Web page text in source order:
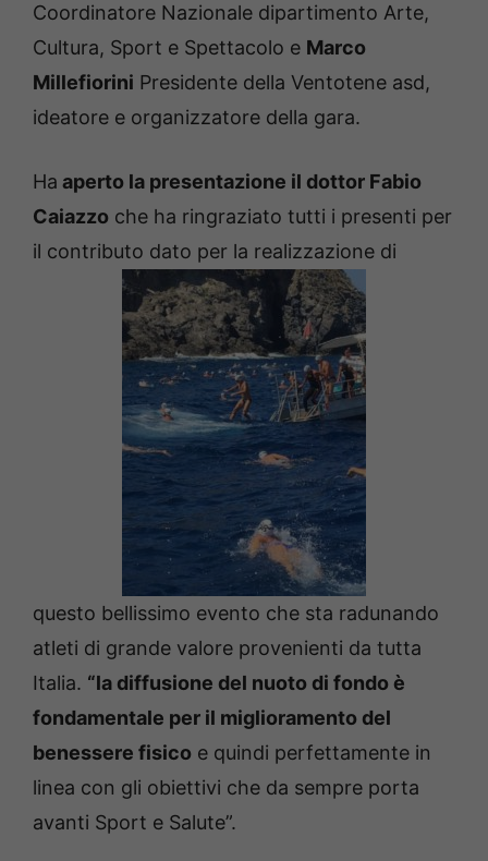
Coordinatore Nazionale dipartimento Arte,
Cultura, Sport e Spettacolo e Marco
Millefiorini Presidente della Ventotene asd,
ideatore e organizzatore della gara.
Ha aperto la presentazione il dottor Fabio
Caiazzo che ha ringraziato tutti i presenti per
il contributo dato per la realizzazione di
questo bellissimo evento che sta radunando
atleti di grande valore provenienti da tutta
Italia. “la diffusione del nuoto di fondo è
fondamentale per il miglioramento del
benessere fisico e quindi perfettamente in
linea con gli obiettivi che da sempre porta
avanti Sport e Salute”.